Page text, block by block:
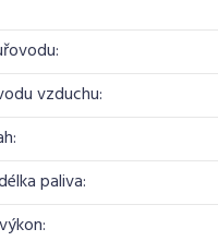
vzduchu:
paliva: